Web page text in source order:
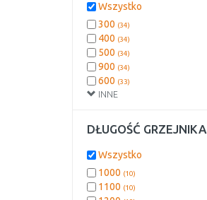
INNE
Wszystko
300 (34)
400 (34)
500 (34)
900 (34)
600 (33)
DŁUGOŚĆ GRZEJNIKA
Wszystko
1000 (10)
1100 (10)